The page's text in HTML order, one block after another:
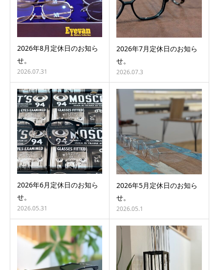
2026年8月定休日のお知ら
せ。
2026.07.31
2026年7月定休日のお知ら
せ。
2026.07.3
2026年6月定休日のお知ら
せ。
2026.05.31
2026年5月定休日のお知ら
せ。
2026.05.1